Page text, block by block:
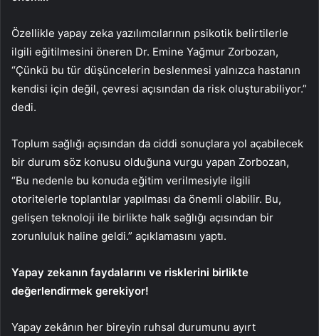
Özellikle yapay zeka yazılımcılarının psikotik belirtilerle
ilgili eğitilmesini öneren Dr. Emine Yağmur Zorbozan,
“Çünkü bu tür düşüncelerin beslenmesi yalnızca hastanın
kendisi için değil, çevresi açısından da risk oluşturabiliyor.”
dedi.
Toplum sağlığı açısından da ciddi sonuçlara yol açabilecek
bir durum söz konusu olduğuna vurgu yapan Zorbozan,
“Bu nedenle bu konuda eğitim verilmesiyle ilgili
otoritelerle toplantılar yapılması da önemli olabilir. Bu,
gelişen teknoloji ile birlikte halk sağlığı açısından bir
zorunluluk haline geldi.” açıklamasını yaptı.
Yapay zekanın faydalarını ve risklerini birlikte
değerlendirmek gerekiyor!
Yapay zekânın her bireyin ruhsal durumunu ayırt